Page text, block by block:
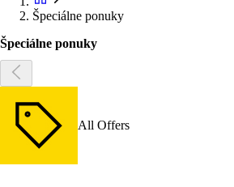
Špeciálne ponuky
Špeciálne ponuky
All Offers